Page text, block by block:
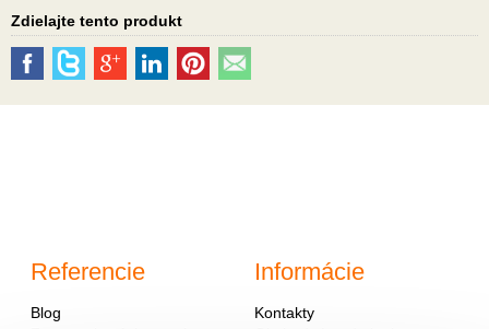
Zdielajte tento produkt
Referencie
Blog
Informácie
Kontakty